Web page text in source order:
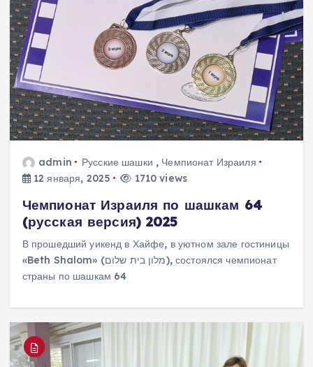
admin Русские шашки , Чемпионат Израиля
12 января, 2025
1710 views
Чемпионат Израиля по шашкам 64
(русская версия) 2025
В прошедший уикенд в Хайфе, в уютном зале гостиницы
«Beth Shalom» (מלון בית שלום), состоялся чемпионат
страны по шашкам 64